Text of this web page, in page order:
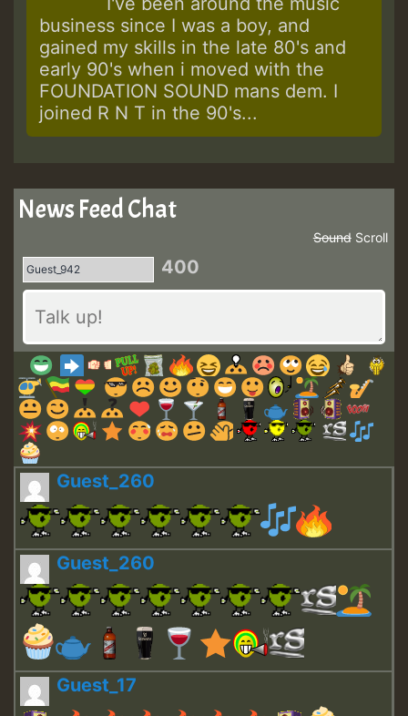
business since I was a boy, and
gained my skills in the late 80's and
early 90's when i moved with the
FOUNDATION SOUND mans dem. I
joined R N T in the 90's...
News Feed Chat
Scroll
Sound
400
Guest_260
Guest_260
Guest_17